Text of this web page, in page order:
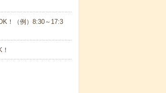
！（例）8:30～17:3